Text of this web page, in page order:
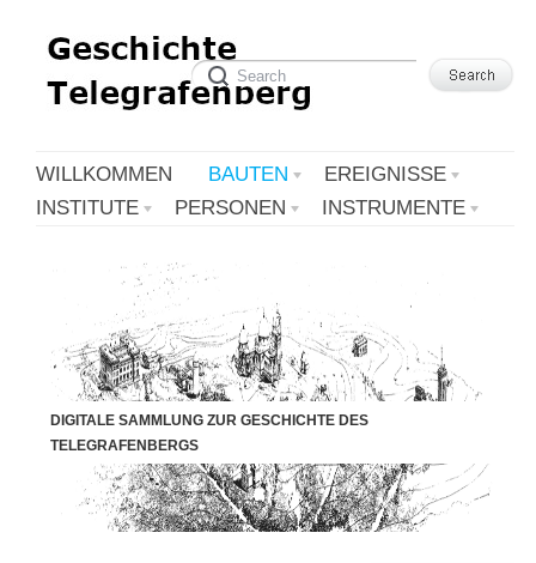
WILLKOMMEN BAUTEN
EREIGNISSE
INSTITUTE
PERSONEN INSTRUMENTE
DIGITALE SAMMLUNG ZUR GESCHICHTE DES
TELEGRAFENBERGS